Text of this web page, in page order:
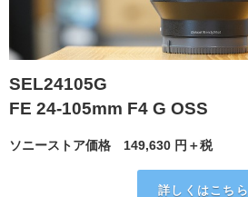
SEL24105G
FE 24-105mm F4 G OSS
ソニーストア価格 149,630 円＋税
詳しくはこちら